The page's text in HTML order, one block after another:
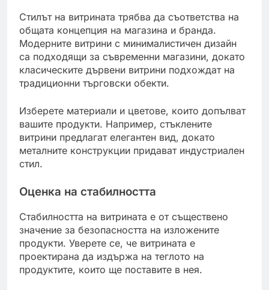
Стилът на витрината трябва да съответства на
общата концепция на магазина и бранда.
Модерните витрини с минималистичен дизайн
са подходящи за съвременни магазини, докато
класическите дървени витрини подхождат на
традиционни търговски обекти.
Изберете материали и цветове, които допълват
вашите продукти. Например, стъклените
витрини предлагат елегантен вид, докато
металните конструкции придават индустриален
стил.
Оценка на стабилността
Стабилността на витрината е от съществено
значение за безопасността на изложените
продукти. Уверете се, че витрината е
проектирана да издържа на теглото на
продуктите, които ще поставите в нея.